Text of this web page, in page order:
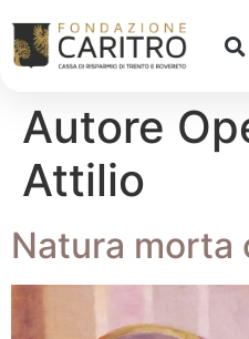
Autore
Attilio
Natura morta